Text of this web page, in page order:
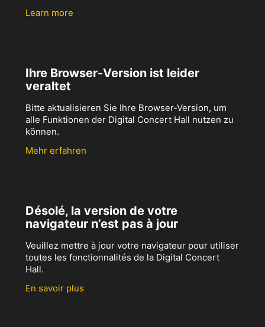
Learn more
Ihre Browser-Version ist leider
veraltet
Bitte aktualisieren Sie Ihre Browser-Version, um
alle Funktionen der Digital Concert Hall nutzen zu
können.
Mehr erfahren
Désolé, la version de votre
navigateur n’est pas à jour
Veuillez mettre à jour votre navigateur pour utiliser
toutes les fonctionnalités de la Digital Concert
Hall.
En savoir plus